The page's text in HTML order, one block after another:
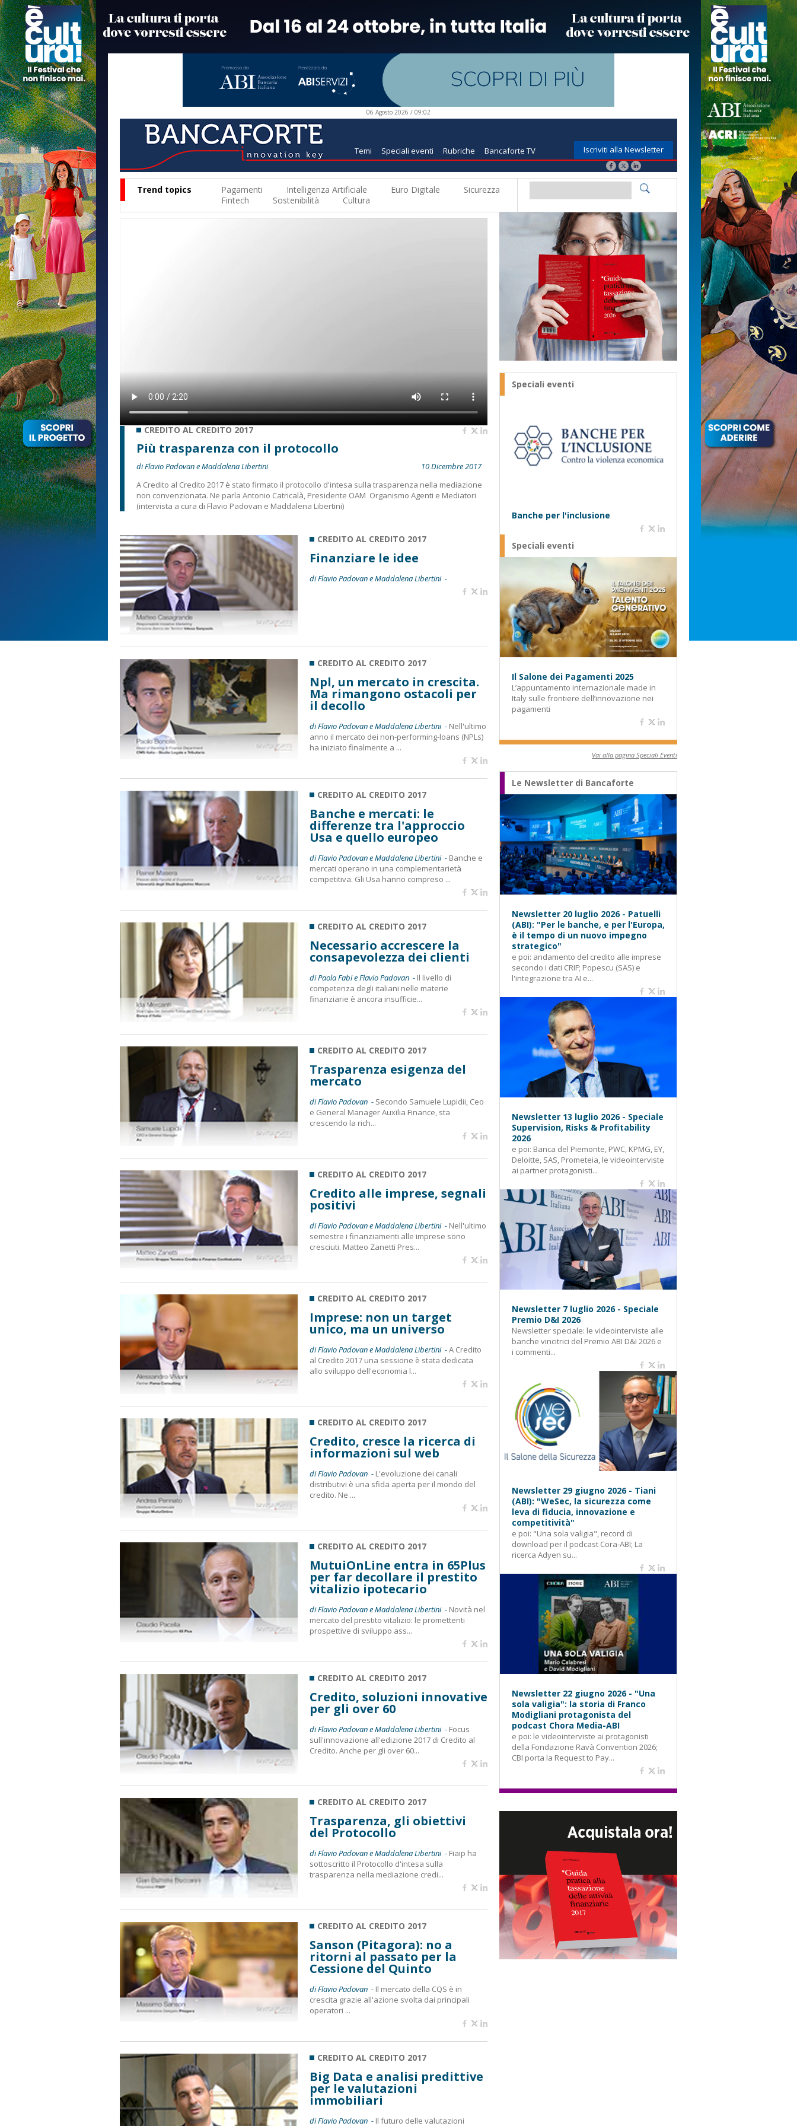
06 Agosto 2026 / 09:02
Temi Speciali eventi Rubriche Bancaforte TV Iscriviti alla Newsletter
Trend topics Pagamenti Intelligenza Artificiale Euro Digitale
Sicurezza
Fintech
Sostenibilità Cultura
CREDITO AL CREDITO 2017
Più trasparenza con il protocollo
di Flavio Padovan e Maddalena Libertini
10 Dicembre 2017
A Credito al Credito 2017 è stato firmato il protocollo d'intesa sulla trasparenza nella mediazione
non convenzionata. Ne parla Antonio Catricalà, Presidente OAM  Organismo Agenti e Mediatori
(intervista a cura di Flavio Padovan e Maddalena Libertini)
CREDITO AL CREDITO 2017
Finanziare le idee
di Flavio Padovan e Maddalena Libertini -
CREDITO AL CREDITO 2017
Npl, un mercato in crescita.
Ma rimangono ostacoli per
il decollo
di Flavio Padovan e Maddalena Libertini - Nell'ultimo
anno il mercato dei non-performing-loans (NPLs)
ha iniziato finalmente a ...
CREDITO AL CREDITO 2017
Banche e mercati: le
differenze tra l'approccio
Usa e quello europeo
di Flavio Padovan e Maddalena Libertini - Banche e
mercati operano in una complementarietà
competitiva. Gli Usa hanno compreso ...
CREDITO AL CREDITO 2017
Necessario accrescere la
consapevolezza dei clienti
di Paola Fabi e Flavio Padovan - Il livello di
competenza degli italiani nelle materie
finanziarie è ancora insufficie...
CREDITO AL CREDITO 2017
Trasparenza esigenza del
mercato
di Flavio Padovan - Secondo Samuele Lupidii, Ceo
e General Manager Auxilia Finance, sta
crescendo la rich...
CREDITO AL CREDITO 2017
Credito alle imprese, segnali
positivi
di Flavio Padovan e Maddalena Libertini - Nell'ultimo
semestre i finanziamenti alle imprese sono
cresciuti. Matteo Zanetti Pres...
CREDITO AL CREDITO 2017
Imprese: non un target
unico, ma un universo
di Flavio Padovan e Maddalena Libertini -A Credito
al Credito 2017 una sessione è stata dedicata
allo sviluppo dell'economia l...
CREDITO AL CREDITO 2017
Credito, cresce la ricerca di
informazioni sul web
di Flavio Padovan - L'evoluzione dei canali
distributivi è una sfida aperta per il mondo del
credito. Ne ...
CREDITO AL CREDITO 2017
MutuiOnLine entra in 65Plus
per far decollare il prestito
vitalizio ipotecario
di Flavio Padovan e Maddalena Libertini - Novità nel
mercato del prestito vitalizio: le promettenti
prospettive di sviluppo ass...
CREDITO AL CREDITO 2017
Credito, soluzioni innovative
per gli over 60
di Flavio Padovan e Maddalena Libertini - Focus
sull'innovazione all'edizione 2017 di Credito al
Credito. Anche per gli over 60...
CREDITO AL CREDITO 2017
Trasparenza, gli obiettivi
del Protocollo
di Flavio Padovan e Maddalena Libertini - Fiaip ha
sottoscritto il Protocollo d'intesa sulla
trasparenza nella mediazione credi...
CREDITO AL CREDITO 2017
Sanson (Pitagora): no a
ritorni al passato per la
Cessione del Quinto
di Flavio Padovan - Il mercato della CQS è in
crescita grazie all'azione svolta dai principali
operatori ...
CREDITO AL CREDITO 2017
Big Data e analisi predittive
per le valutazioni
immobiliari
di Flavio Padovan - Il futuro delle valutazioni
Speciali eventi
Banche per l'inclusione
Speciali eventi
Il Salone dei Pagamenti 2025
L’appuntamento internazionale made in
Italy sulle frontiere dell’innovazione nei
pagamenti
Vai alla pagina Speciali Eventi
Le Newsletter di Bancaforte
Newsletter 20 luglio 2026 - Patuelli
(ABI): "Per le banche, e per l'Europa,
è il tempo di un nuovo impegno
strategico"
e poi: andamento del credito alle imprese
secondo i dati CRIF; Popescu (SAS) e
l'integrazione tra AI e...
Newsletter 13 luglio 2026 - Speciale
Supervision, Risks & Profitability
2026
e poi: Banca del Piemonte, PWC, KPMG, EY,
Deloitte, SAS, Prometeia, le videointerviste
ai partner protagonisti...
Newsletter 7 luglio 2026 - Speciale
Premio D&I 2026
Newsletter speciale: le videointerviste alle
banche vincitrici del Premio ABI D&I 2026 e
i commenti...
Newsletter 29 giugno 2026 - Tiani
(ABI): "WeSec, la sicurezza come
leva di fiducia, innovazione e
competitività"
e poi: "Una sola valigia", record di
download per il podcast Cora-ABI; La
ricerca Adyen su...
Newsletter 22 giugno 2026 - "Una
sola valigia": la storia di Franco
Modigliani protagonista del
podcast Chora Media-ABI
e poi: le videointerviste ai protagonisti
della Fondazione Ravà Convention 2026;
CBI porta la Request to Pay...